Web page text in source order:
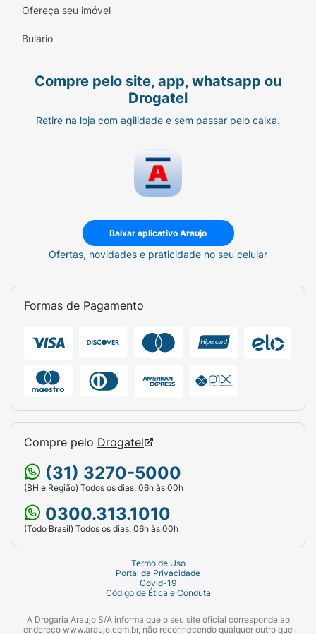
Ofereça seu imóvel
Bulário
Compre pelo site, app, whatsapp ou
Drogatel
Retire na loja com agilidade e sem passar pelo caixa.
Baixar aplicativo Araujo
Ofertas, novidades e praticidade no seu celular
Formas de Pagamento
Compre pelo Drogatel
(31) 3270-5000
(BH e Região) Todos os dias, 06h às 00h
0300.313.1010
(Todo Brasil) Todos os dias, 06h às 00h
Termo de Uso
Portal da Privacidade
Covid-19
Código de Ética e Conduta
A Drogaria Araujo S/A informa que o seu site oficial corresponde ao
endereço www.araujo.com.br, não reconhecendo qualquer outro que